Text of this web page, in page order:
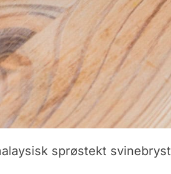
sprøstekt svinebryst